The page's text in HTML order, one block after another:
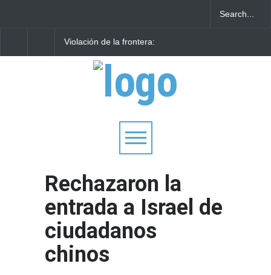
Violación de la frontera:
al Líbano
Sinagoga de Vilna
Rechazaron la
entrada a Israel de
ciudadanos
chinos